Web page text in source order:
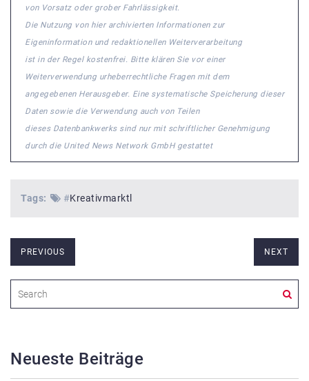
von Vorsatz oder grober Fahrlässigkeit.
Die Nutzung von hier archivierten Informationen zur
Eigeninformation und redaktionellen Weiterverarbeitung
ist in der Regel kostenfrei. Bitte klären Sie vor einer
Weiterverwendung urheberrechtliche Fragen mit dem
angegebenen Herausgeber. Eine systematische Speicherung dieser
Daten sowie die Verwendung auch von Teilen
dieses Datenbankwerks sind nur mit schriftlicher Genehmigung
durch die United News Network GmbH gestattet
Tags: #Kreativmarktl
PREVIOUS NEXT
Neueste Beiträge